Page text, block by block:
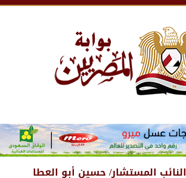
النائب المستشار/ حسين أبو العطا